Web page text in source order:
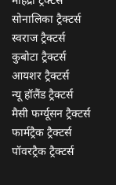
सोनालिका ट्रैक्टर्स
स्वराज ट्रैक्टर्स
कुबोटा ट्रैक्टर्स
आयशर ट्रैक्टर्स
न्यू हॉलैंड ट्रैक्टर्स
मैसी फर्ग्यूसन ट्रैक्टर्स
फार्मट्रैक ट्रैक्टर्स
पॉवरट्रैक ट्रैक्टर्स